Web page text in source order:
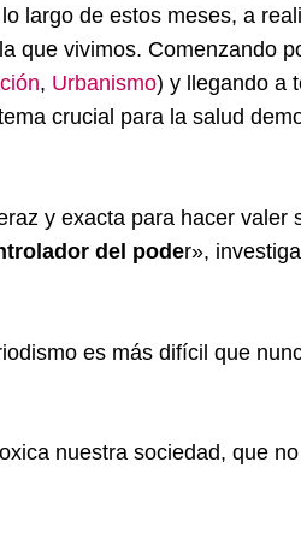
largo de estos meses, a
que vivimos. Comenzando
, Urbanismo) y llegando a
crucial para la salud
y exacta para hacer
del poder»,
es más difícil que
nuestra sociedad, que